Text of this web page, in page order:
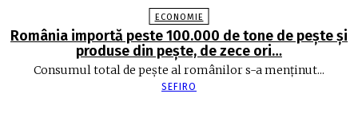
ECONOMIE
România importă peste 100.000 de tone de peşte şi
produse din peşte, de zece ori…
Consumul total de peşte al ro­mâ­nilor s-a menţinut...
SEFIRO